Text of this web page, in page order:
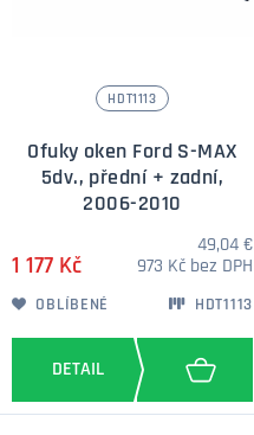
HDT1113
Ofuky oken Ford S-MAX
5dv., přední + zadní,
2006-2010
1 177 Kč
49,04 €
973 Kč bez DPH
OBLÍBENÉ HDT1113